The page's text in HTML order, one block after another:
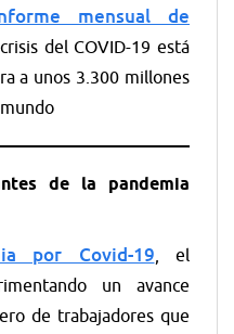
mensual de
del COVID-19 está
a unos 3.300 millones
de la pandemia
por Covid-19, el
un avance
de trabajadores que